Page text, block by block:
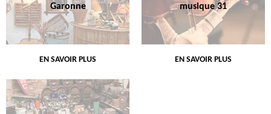
Garonne
EN SAVOIR PLUS
musique 31
EN SAVOIR PLUS